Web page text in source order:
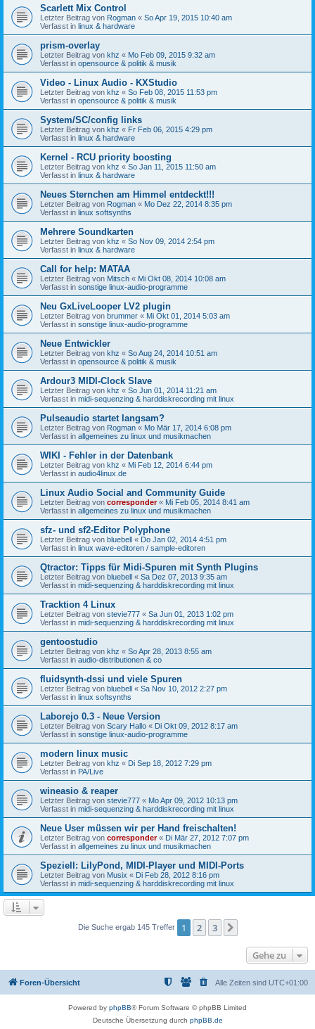
Scarlett Mix Control
Letzter Beitrag von Rogman « So Apr 19, 2015 10:40 am
Verfasst in linux & hardware
prism-overlay
Letzter Beitrag von khz « Mo Feb 09, 2015 9:32 am
Verfasst in opensource & politik & musik
Video - Linux Audio - KXStudio
Letzter Beitrag von khz « So Feb 08, 2015 11:53 pm
Verfasst in opensource & politik & musik
System/SC/config links
Letzter Beitrag von khz « Fr Feb 06, 2015 4:29 pm
Verfasst in linux & hardware
Kernel - RCU priority boosting
Letzter Beitrag von khz « So Jan 11, 2015 11:50 am
Verfasst in linux & hardware
Neues Sternchen am Himmel entdeckt!!!
Letzter Beitrag von Rogman « Mo Dez 22, 2014 8:35 pm
Verfasst in linux softsynths
Mehrere Soundkarten
Letzter Beitrag von khz « So Nov 09, 2014 2:54 pm
Verfasst in linux & hardware
Call for help: MATAA
Letzter Beitrag von Mitsch « Mi Okt 08, 2014 10:08 am
Verfasst in sonstige linux-audio-programme
Neu GxLiveLooper LV2 plugin
Letzter Beitrag von brummer « Mi Okt 01, 2014 5:03 am
Verfasst in sonstige linux-audio-programme
Neue Entwickler
Letzter Beitrag von khz « So Aug 24, 2014 10:51 am
Verfasst in opensource & politik & musik
Ardour3 MIDI-Clock Slave
Letzter Beitrag von khz « So Jun 01, 2014 11:21 am
Verfasst in midi-sequenzing & harddiskrecording mit linux
Pulseaudio startet langsam?
Letzter Beitrag von Rogman « Mo Mär 17, 2014 6:08 pm
Verfasst in allgemeines zu linux und musikmachen
WIKI - Fehler in der Datenbank
Letzter Beitrag von khz « Mi Feb 12, 2014 6:44 pm
Verfasst in audio4linux.de
Linux Audio Social and Community Guide
Letzter Beitrag von corresponder« Mi Feb 05, 2014 8:41 am
Verfasst in allgemeines zu linux und musikmachen
sfz- und sf2-Editor Polyphone
Letzter Beitrag von bluebell « Do Jan 02, 2014 4:51 pm
Verfasst in linux wave-editoren / sample-editoren
Qtractor: Tipps für Midi-Spuren mit Synth Plugins
Letzter Beitrag von bluebell « Sa Dez 07, 2013 9:35 am
Verfasst in midi-sequenzing & harddiskrecording mit linux
Tracktion 4 Linux
Letzter Beitrag von stevie777 « Sa Jun 01, 2013 1:02 pm
Verfasst in midi-sequenzing & harddiskrecording mit linux
gentoostudio
Letzter Beitrag von khz « So Apr 28, 2013 8:55 am
Verfasst in audio-distributionen & co
fluidsynth-dssi und viele Spuren
Letzter Beitrag von bluebell « Sa Nov 10, 2012 2:27 pm
Verfasst in linux softsynths
Laborejo 0.3 - Neue Version
Letzter Beitrag von Scary Hallo « Di Okt 09, 2012 8:17 am
Verfasst in sonstige linux-audio-programme
modern linux music
Letzter Beitrag von khz « Di Sep 18, 2012 7:29 pm
Verfasst in PA/Live
wineasio & reaper
Letzter Beitrag von stevie777 « Mo Apr 09, 2012 10:13 pm
Verfasst in midi-sequenzing & harddiskrecording mit linux
Neue User müssen wir per Hand freischalten!
Letzter Beitrag von corresponder« Di Mär 27, 2012 7:07 pm
Verfasst in allgemeines zu linux und musikmachen
Speziell: LilyPond, MIDI-Player und MIDI-Ports
Letzter Beitrag von Musix « Di Feb 28, 2012 8:16 pm
Verfasst in midi-sequenzing & harddiskrecording mit linux
Die Suche ergab 145 Treffer 1 2 3
Gehe zu
Foren-Übersicht Alle Zeiten sind UTC+01:00
Powered by phpBB® Forum Software © phpBB Limited
Deutsche Übersetzung durch phpBB.de